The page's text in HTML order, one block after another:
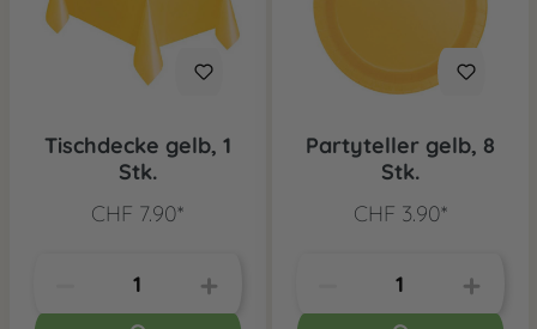
Tischdecke gelb, 1
Stk.
CHF 7.90*
Partyteller gelb, 8
Stk.
CHF 3.90*